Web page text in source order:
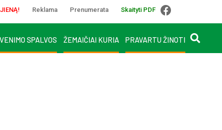
Reklama Prenumerata Skaityti PDF
SPALVOS ŽEMAIČIAI KURIA PRAVARTU ŽINOTI